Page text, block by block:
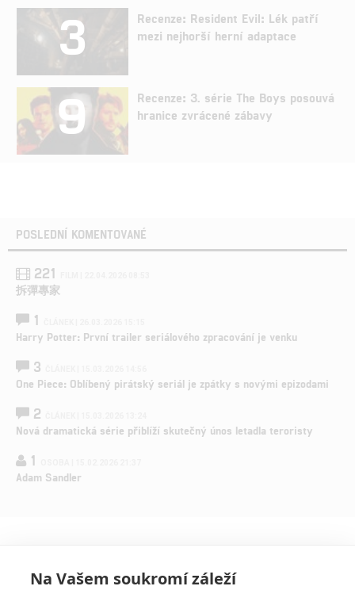
3
Recenze: Resident Evil: Lék patří
mezi nejhorší herní adaptace
9
Recenze: 3. série The Boys posouvá
hranice zvrácené zábavy
POSLEDNÍ KOMENTOVANÉ
221
拆彈專家
1
Harry Potter: První trailer seriálového zpracování je venku
3
One Piece: Oblíbený pirátský seriál je zpátky s novými epizodami
2
Nová dramatická série přiblíží skutečný únos letadla teroristy
1
Adam Sandler
Na Vašem soukromí záleží